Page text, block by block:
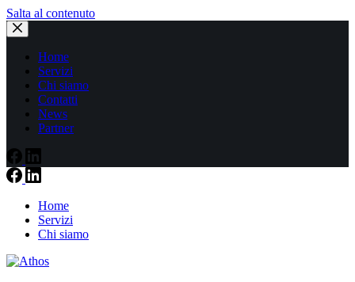
Salta al contenuto
Home
Servizi
Chi siamo
Contatti
News
Partner
Home
Servizi
Chi siamo